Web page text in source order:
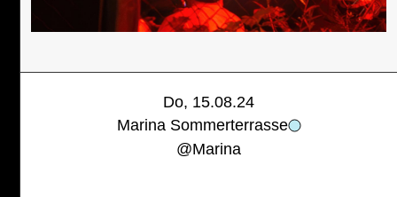
Do, 15.08.24
Marina Sommerterrasse
@Marina